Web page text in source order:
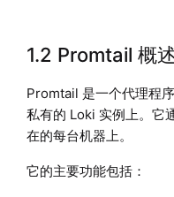
1.2 Promtail 概
Promtail 是一个代理程
私有的 Loki 实例上。它
在的每台机器上。
它的主要功能包括：